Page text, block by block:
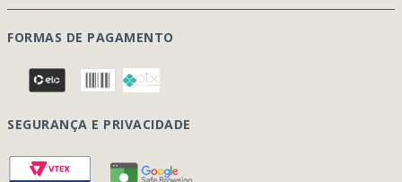
Perguntas Frequentes
Formulário Garantia/Devolução
Rastreamento de pedidos
Página Principal
Quem Somos
Onde Estamos
Contato
FORMAS DE PAGAMENTO
SEGURANÇA E PRIVACIDADE